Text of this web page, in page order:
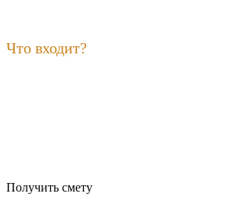
Что входит?
Получить смету